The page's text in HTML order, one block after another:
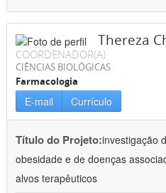
Thereza
COORDENADOR(A)
CIÊNCIAS BIOLÓGICAS
Farmacologia
E-mail Currículo
Título do Projeto:investigação
obesidade e de doenças
alvos terapêuticos